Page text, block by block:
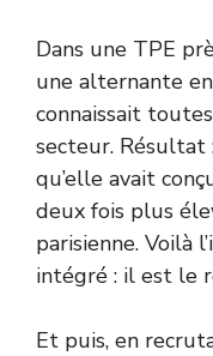
Dans une TPE
une alternante
connaissait
secteur. Résultat
qu’elle avait
deux fois plus
parisienne. Voilà
intégré : il est le
Et puis, en